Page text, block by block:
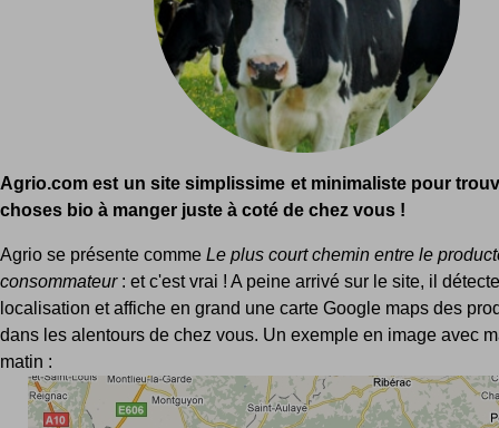
Agrio.com est un site simplissime et minimaliste pour
choses bio à manger juste à coté de chez vous !
Agrio se présente comme Le plus court chemin entre le
consommateur: et c'est vrai ! A peine arrivé sur le site, il
localisation et affiche en grand une carte Google maps des
dans les alentours de chez vous. Un exemple en image avec
matin :